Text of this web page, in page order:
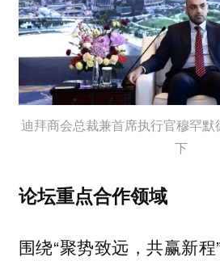
迪拜商会总裁兼首席执行官穆罕默
下
论坛重点合作领域
围绕“聚势致远，共赢新